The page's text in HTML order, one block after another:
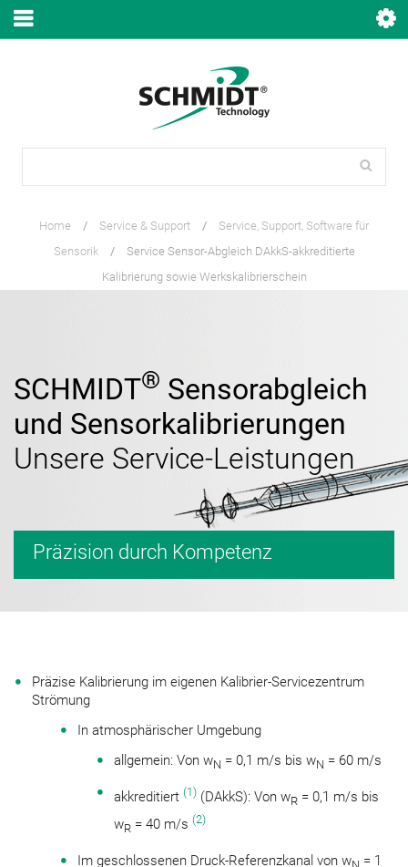
Home / Service & Support /
Service, Support, Software für
Sensorik
/
Service Sensor-Abgleich DAkkS-akkreditierte
Kalibrierung sowie Werkskalibrierschein
SCHMIDT® Sensorabgleich
und Sensorkalibrierungen
Unsere Service-Leistungen
Präzision durch Kompetenz
Präzise Kalibrierung im eigenen Kalibrier-Servicezentrum
Strömung
In atmosphärischer Umgebung
allgemein: Von wN = 0,1 m/s bis wN = 60 m/s
akkreditiert (1) (DAkkS): Von wR = 0,1 m/s bis
wR = 40 m/s (2)
Im geschlossenen Druck-Referenzkanal von w
= 1